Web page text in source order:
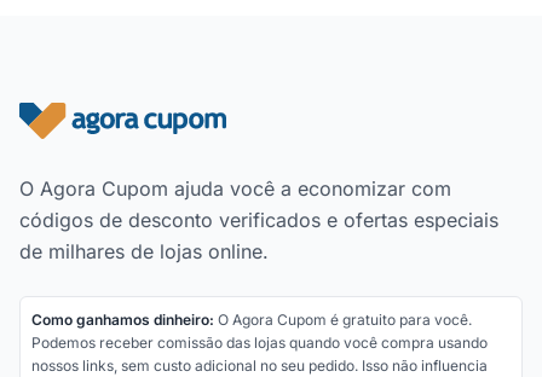
Rodapé do site
O Agora Cupom ajuda você a economizar com
códigos de desconto verificados e ofertas especiais
de milhares de lojas online.
Como ganhamos dinheiro: O Agora Cupom é gratuito para você.
Podemos receber comissão das lojas quando você compra usando
nossos links, sem custo adicional no seu pedido. Isso não influencia